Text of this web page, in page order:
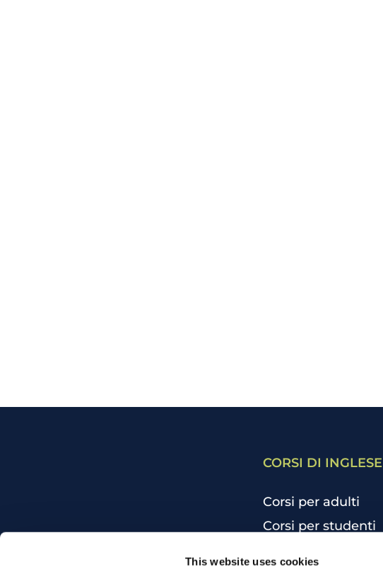
This website uses cookies
CORSI DI INGLESE
Corsi per adulti
Corsi per studenti